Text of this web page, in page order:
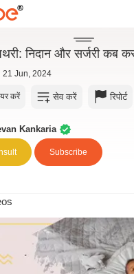
निदान और सर्जरी कब
21 Jun, 2024
करें सेव करें रिपोर्ट
Kankaria
Subscribe